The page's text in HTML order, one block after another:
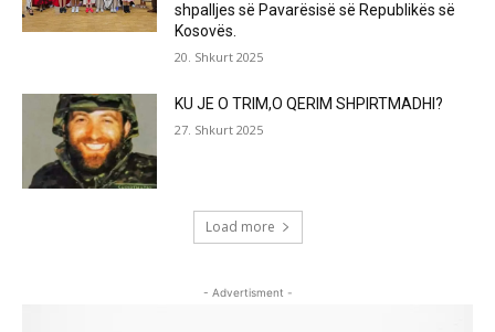
shpalljes së Pavarësisë së Republikës së
Kosovës.
20. Shkurt 2025
KU JE O TRIM,O QERIM SHPIRTMADHI?
27. Shkurt 2025
Load more
- Advertisment -